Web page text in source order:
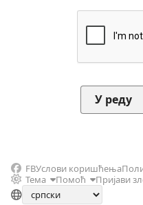
FBУслови коришћења
Тема
Помоћ Пријави